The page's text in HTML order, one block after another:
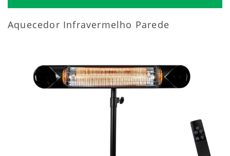
Aquecedor Infravermelho Parede